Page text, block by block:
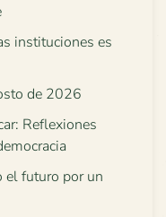
instituciones es
de 2026
Reflexiones
el futuro por un